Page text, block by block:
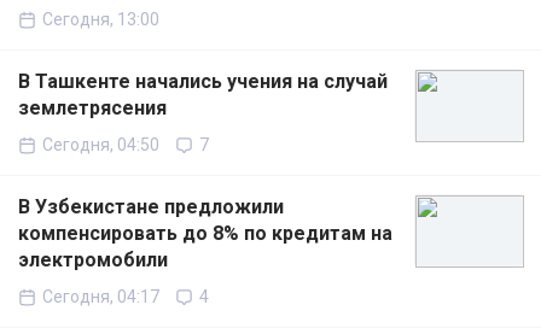
Сегодня, 13:00
В Ташкенте начались учения на случай
землетрясения
Сегодня, 04:50 7
В Узбекистане предложили
компенсировать до 8% по кредитам на
электромобили
Сегодня, 04:17 4